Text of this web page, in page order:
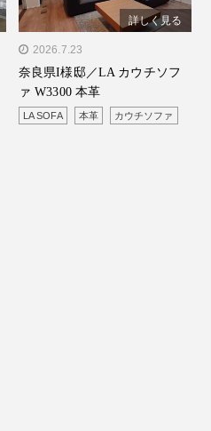
" alt="奈良県I様邸／LA カ
ウチソファ W3300 本革"/>
詳しく見る
2026.7.23
奈良県I様邸／LA カウチソフ
ァ W3300 本革
LA SOFA 本革 カウチソファ